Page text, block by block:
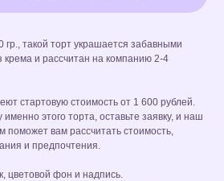
гр., такой торт украшается забавными
крема и рассчитан на компанию 2-4
стартовую стоимость от 1 600 рублей.
этого торта, оставьте заявку, и наш
поможет вам рассчитать стоимость,
и предпочтения.
цветовой фон и надпись.